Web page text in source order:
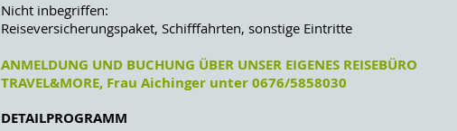
Nicht inbegriffen:
Reiseversicherungspaket, Schifffahrten, sonstige Eintritte
ANMELDUNG UND BUCHUNG ÜBER UNSER EIGENES REISEBÜRO
TRAVEL&MORE, Frau Aichinger unter 0676/5858030
DETAILPROGRAMM